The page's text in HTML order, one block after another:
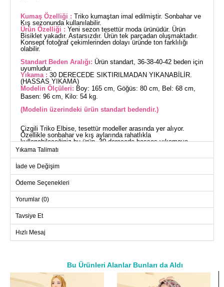
Kumaş Özelliği : Triko kumaştan imal edilmiştir. Sonbahar ve
Kış sezonunda kullanılabilir.
Ürün Özelliği : Yeni sezon tesettür moda ürünüdür. Ürün
Bisiklet yakadır. Astarsızdır. Ürün tek parçadan oluşmaktadır.
Konsept fotoğraf çekimlerinden dolayı üründe ton farklılığı
olabilir.
Standart Beden Aralığı: Ürün standart, 36-38-40-42 beden için
uyumludur.
Yıkama : 30 DERECEDE SIKTIRILMADAN YIKANABİLİR.
(HASSAS YIKAMA)
Modelin Ölçüleri: Boy: 165 cm, Göğüs: 80 cm, Bel: 68 cm,
Basen: 96 cm, Kilo: 54 kg.
(Modelin üzerindeki ürün standart bedendir.)
Çizgili Triko Elbise, tesettür modeller arasında yer alıyor.
Özellikle sonbahar ve kış aylarında rahatlıkla
kullanabileceğiniz bu ürün, 30 derecede hassas yıkamaya
uygundur. Triko kumaştan üretilmiş olan bu elbise bisiklet yaka
(CM)
Beden
Yıkama Talimatı
İade ve Değişim
Ödeme Seçenekleri
Yorumlar (0)
Tavsiye Et
Hızlı Mesaj
Bu Ürünleri Alanlar Bunları da Aldı
a>